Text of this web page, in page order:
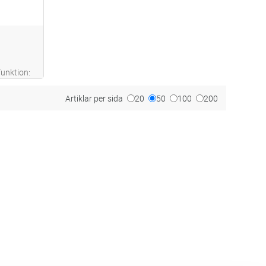
Artiklar per sida 20 50 100 200